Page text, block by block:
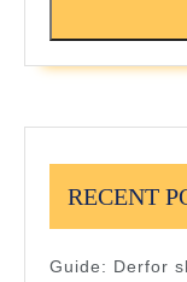
RECENT
Guide: Derfor